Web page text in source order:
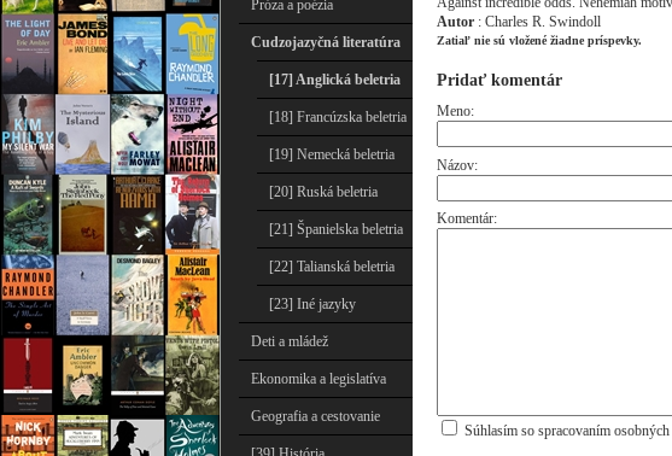
Próza a poézia
Cudzojazyčná literatúra
[17] Anglická beletria
[18] Francúzska beletria
[19] Nemecká beletria
[20] Ruská beletria
[21] Španielska beletria
[22] Talianská beletria
[23] Iné jazyky
Deti a mládež
Ekonomika a legislatíva
Geografia a cestovanie
Autor : Charles R. Swindoll
Zatiaľ nie sú vložené žiadne príspevky.
Pridať komentár
Meno:
Názov:
Komentár:
Súhlasím so spracovaním